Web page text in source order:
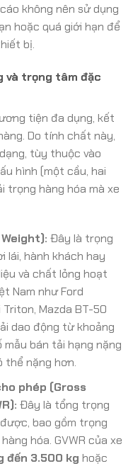
không nên sử dụng
hoặc quá giới hạn để
bị.
và trọng tâm đặc
tiện đa dụng, kết
Do tính chất này,
tùy thuộc vào
hình (một cầu, hai
trọng hàng hóa mà xe
Đây là trọng
lái, hành khách hay
và chất lỏng hoạt
Nam như Ford
Mazda BT-50
dao động từ khoảng
mẫu bán tải hạng nặng
thể nặng hơn.
phép (Gross
Đây là tổng trọng
bao gồm trọng
hóa. GVWR của xe
đến 3.500 kg hoặc